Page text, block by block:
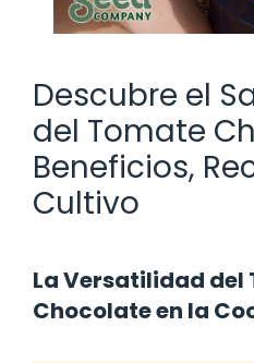
Descubre el
del Tomate
Beneficios,
Cultivo
La Versatilidad del
Chocolate en la